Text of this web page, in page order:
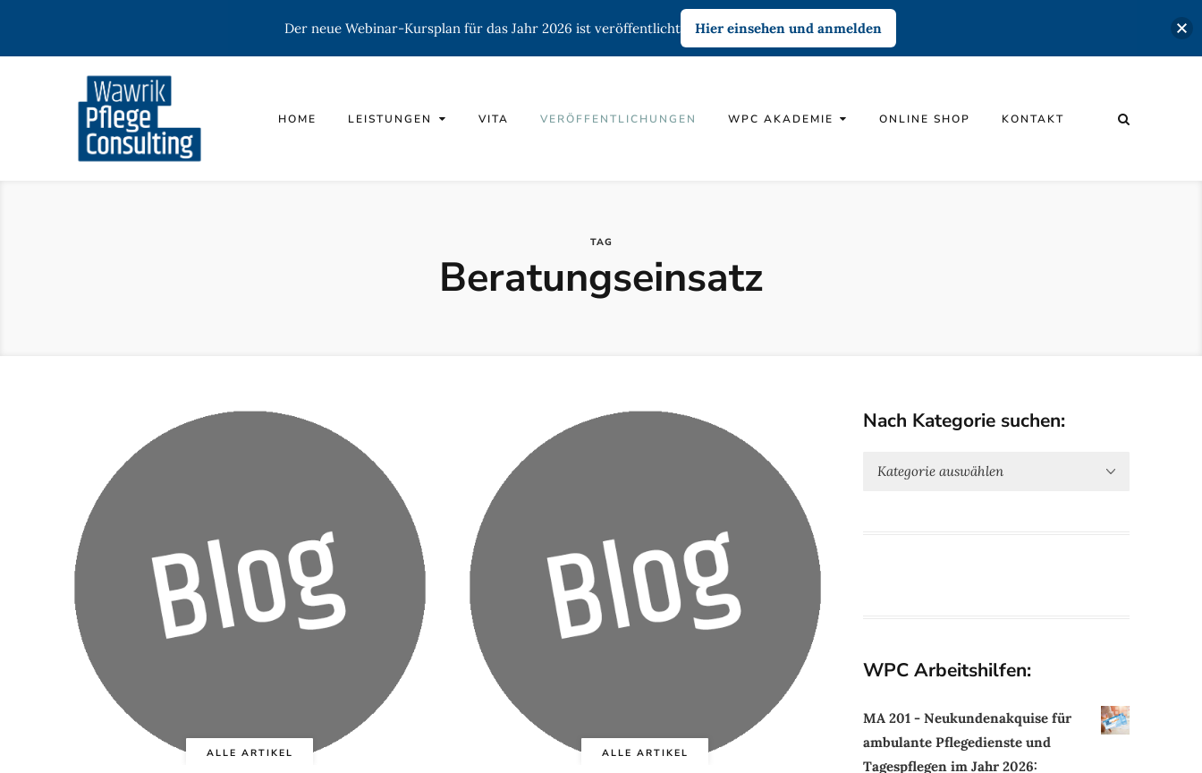
HOME LEISTUNGEN VITA VERÖFFENTLICHUNGEN WPC AKADEMIE ONLINE SHOP KONTAKT
TAG
Beratungseinsatz
ALLE ARTIKEL ALLE ARTIKEL
Nach Kategorie suchen:
WPC Arbeitshilfen:
MA 201 - Neukundenakquise für
ambulante Pflegedienste und
Tagespflegen im Jahr 2026:
Der neue Webinar-Kursplan für das Jahr 2026 ist veröffentlicht Hier einsehen und anmelden